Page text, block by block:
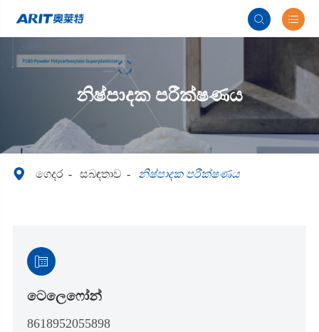
 
නිෂ්පාදක පරීක්ෂණය
 ගෙදර සබඳතාව නිෂ්පාදක පරීක්ෂණය

ටෙලෙෆෝන්
8618952055898